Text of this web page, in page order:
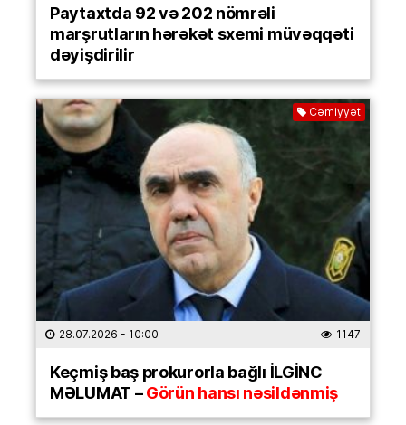
Paytaxtda 92 və 202 nömrəli
marşrutların hərəkət sxemi müvəqqəti
dəyişdirilir
Cəmiyyət
28.07.2026 - 10:00 1147
Keçmiş baş prokurorla bağlı İLGİNC
MƏLUMAT –Görün hansı nəsildənmiş